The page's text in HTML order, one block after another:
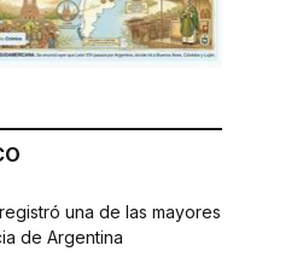
una de las mayores
de Argentina